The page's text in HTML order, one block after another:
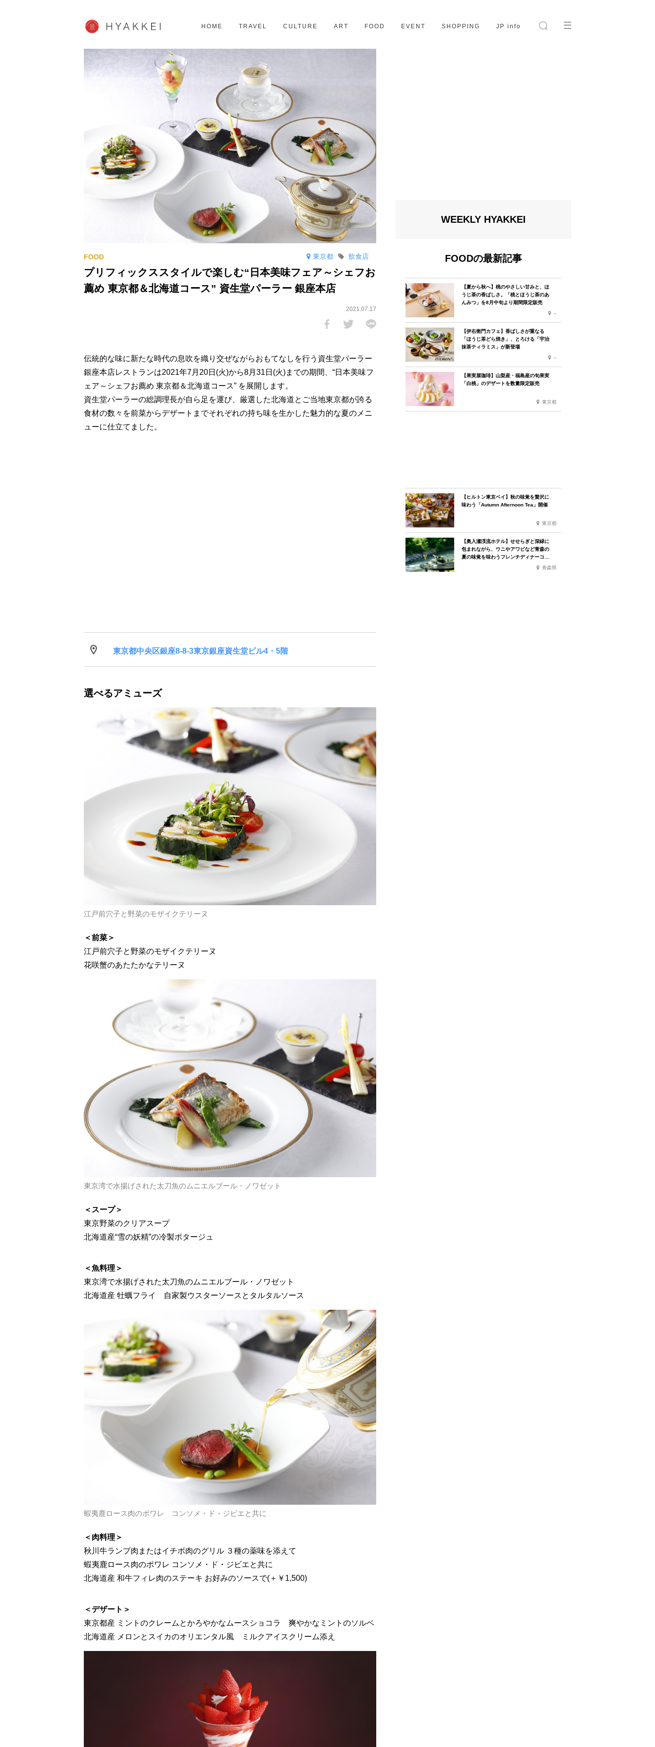
HOME TRAVEL CULTURE ART FOOD EVENT SHOPPING JP info
JP info
東京都 飲食店
プリフィックススタイルで楽しむ“日本美味フェア～シェフお
薦め 東京都＆北海道コース” 資生堂パーラー 銀座本店
2021.07.17
伝統的な味に新たな時代の息吹を織り交ぜながらおもてなしを行う資生堂パーラー
銀座本店レストランは2021年7月20日(火)から8月31日(火)までの期間、“日本美味フ
ェア～シェフお薦め 東京都＆北海道コース” を展開します。
資生堂パーラーの総調理長が自ら足を運び、厳選した北海道とご当地東京都が誇る
食材の数々を前菜からデザートまでそれぞれの持ち味を生かした魅力的な夏のメニ
ューに仕立てました。
東京都中央区銀座8-8-3東京銀座資生堂ビル4・5階
選べるアミューズ
江戸前穴子と野菜のモザイクテリーヌ
＜前菜＞
江戸前穴子と野菜のモザイクテリーヌ
花咲蟹のあたたかなテリーヌ
東京湾で水揚げされた太刀魚のムニエルブール・ノワゼット
＜スープ＞
東京野菜のクリアスープ
北海道産“雪の妖精”の冷製ポタージュ
＜魚料理＞
東京湾で水揚げされた太刀魚のムニエルブール・ノワゼット
北海道産 牡蠣フライ 自家製ウスターソースとタルタルソース
蝦夷鹿ロース肉のポワレ コンソメ・ド・ジビエと共に
＜肉料理＞
秋川牛ランプ肉またはイチボ肉のグリル ３種の薬味を添えて
蝦夷鹿ロース肉のポワレ コンソメ・ド・ジビエと共に
北海道産 和牛フィレ肉のステーキ お好みのソースで(＋￥1,500)
＜デザート＞
東京都産 ミントのクレームとかろやかなムースショコラ 爽やかなミントのソルベ
北海道産 メロンとスイカのオリエンタル風 ミルクアイスクリーム添え
WEEKLY HYAKKEI
FOODの最新記事
【夏から秋へ】桃のやさしい甘みと、ほ
うじ茶の香ばしさ。「桃とほうじ茶のあ
んみつ」を8月中旬より期間限定販売
--
【伊右衛門カフェ】香ばしさが重なる
「ほうじ茶どら焼き」、とろける「宇治
抹茶ティラミス」が新登場
--
【果実屋珈琲】山梨産・福島産の旬果実
「白桃」のデザートを数量限定販売
東京都
【ヒルトン東京ベイ】秋の味覚を贅沢に
味わう「Autumn Afternoon Tea」開催
東京都
【奥入瀬渓流ホテル】せせらぎと深緑に
包まれながら、ウニやアワビなど青森の
夏の味覚を味わうフレンチディナーコー
青森県